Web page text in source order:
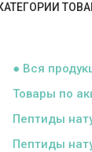
● Вся
Товары по
Пептиды
Пептиды